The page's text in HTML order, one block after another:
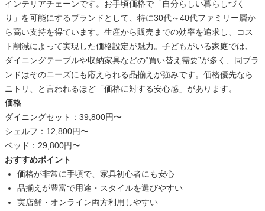
インテリアチェーンです。お手頃価格で「自分らしい暮らしづく
り」を可能にするブランドとして、特に30代～40代ファミリー層か
ら高い支持を得ています。生産から販売までの効率を追求し、コス
ト削減によって実現した価格設定が魅力。子どもがいる家庭では、
ダイニングテーブルや収納家具などの“買い替え需要”が多く、同ブラ
ンドはそのニーズにも応えられる品揃えが強みです。価格優先なら
ニトリ、と言われるほど「価格に対する安心感」があります。
価格
ダイニングセット：39,800円〜
シェルフ：12,800円〜
ベッド：29,800円〜
おすすめポイント
価格が非常に手頃で、家具初心者にも安心
品揃えが豊富で用途・スタイルを選びやすい
実店舗・オンライン両方利用しやすい